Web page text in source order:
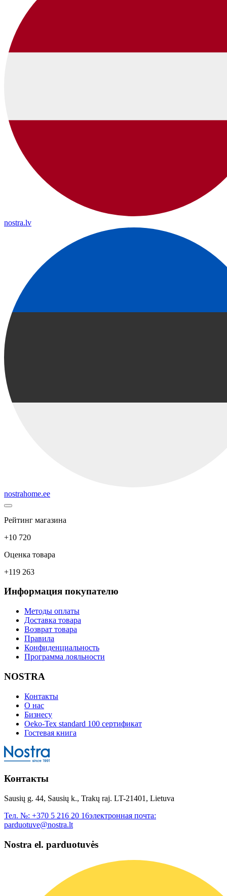
nostra.lv
nostrahome.ee
Рейтинг магазина
+10 720
Оценка товара
+119 263
Информация покупателю
Методы оплаты
Доставка товара
Возврат товара
Правила
Конфиденциальность
Программа лояльности
NOSTRA
Контакты
О нас
Бизнесу
Oeko-Tex standard 100 сертификат
Гостевая книга
Контакты
Sausių g. 44, Sausių k., Trakų raj. LT-21401, Lietuva
Тел. №: +370 5 216 20 16электронная почта:
parduotuve@nostra.lt
Nostra el. parduotuvės